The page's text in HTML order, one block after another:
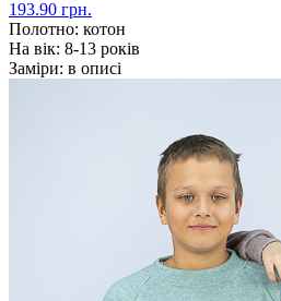
193.90 грн.
Полотно: котон
На вік: 8-13 років
Заміри: в описі